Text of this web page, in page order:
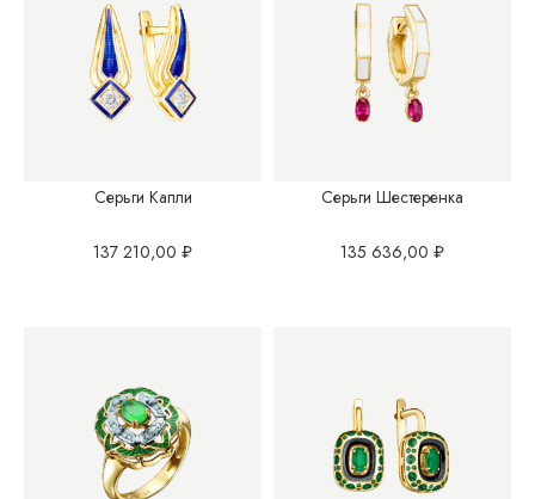
Серьги Капли
137 210,00 ₽
Серьги Шестеренка
135 636,00 ₽